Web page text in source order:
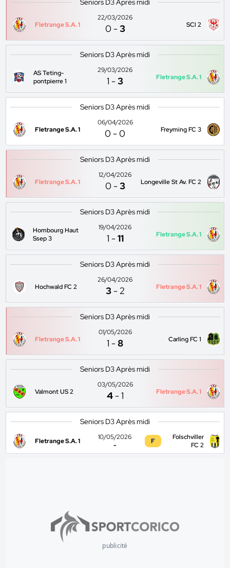
Seniors D3 Après midi
Fletrange S.A. 1
22/03/2026
0 -3 SCl 2
Seniors D3 Après midi
AS Teting-
pontpierre 1
29/03/2026
1 -3 Fletrange S.A. 1
Seniors D3 Après midi
Fletrange S.A. 1
06/04/2026
0 -0 Freyming FC 3
Seniors D3 Après midi
Fletrange S.A. 1
12/04/2026
0 -3 Longeville St Av. FC 2
Seniors D3 Après midi
Hombourg Haut
Ssep 3
19/04/2026
1 -11 Fletrange S.A. 1
Seniors D3 Après midi
Hochwald FC 2
26/04/2026
3 -2 Fletrange S.A. 1
Seniors D3 Après midi
Fletrange S.A. 1
01/05/2026
1 -8 Carling FC 1
Seniors D3 Après midi
Valmont US 2
03/05/2026
4 -1 Fletrange S.A. 1
Seniors D3 Après midi
Fletrange S.A. 1
10/05/2026
-
F
Folschviller
FC 2
publicité